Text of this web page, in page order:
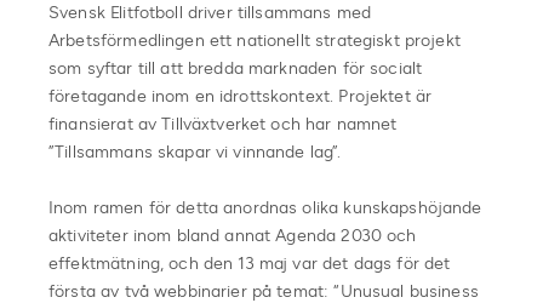
Svensk Elitfotboll driver tillsammans med
Arbetsförmedlingen ett nationellt strategiskt projekt
som syftar till att bredda marknaden för socialt
företagande inom en idrottskontext. Projektet är
finansierat av Tillväxtverket och har namnet
”Tillsammans skapar vi vinnande lag”.
Inom ramen för detta anordnas olika kunskapshöjande
aktiviteter inom bland annat Agenda 2030 och
effektmätning, och den 13 maj var det dags för det
första av två webbinarier på temat: “Unusual business